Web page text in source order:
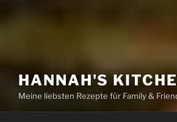
HANNAH'S
Meine liebsten Rezepte für Family &